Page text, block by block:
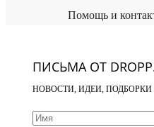
Помощь и
ПИСЬМА ОТ
НОВОСТИ, ИДЕИ,